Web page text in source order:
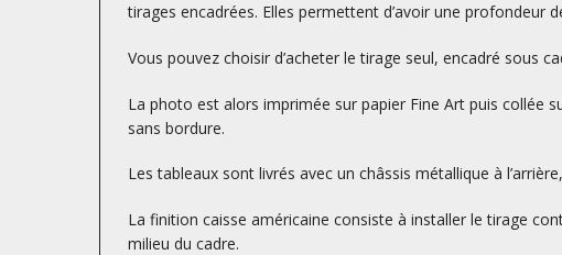
tirages encadrées. Elles permettent d’avoir une profondeur
Vous pouvez choisir d’acheter le tirage seul, encadré sous
La photo est alors imprimée sur papier Fine Art puis collée
sans bordure.
Les tableaux sont livrés avec un châssis métallique à
La finition caisse américaine consiste à installer le tirage
milieu du cadre.